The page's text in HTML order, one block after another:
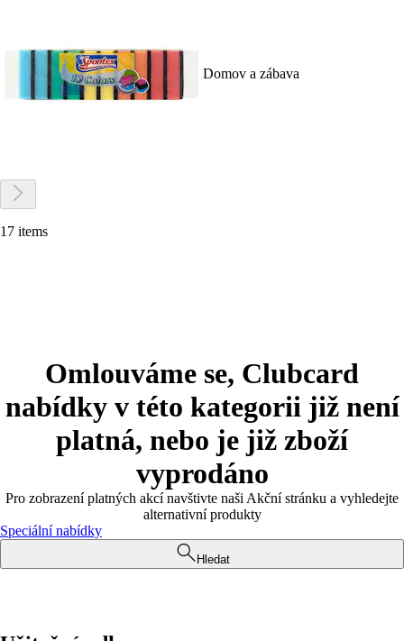
Domov a zábava
17 items
Omlouváme se, Clubcard
nabídky v této kategorii již není
platná, nebo je již zboží
vyprodáno
Pro zobrazení platných akcí navštivte naši Akční stránku a vyhledejte
alternativní produkty
Speciální nabídky
Hledat